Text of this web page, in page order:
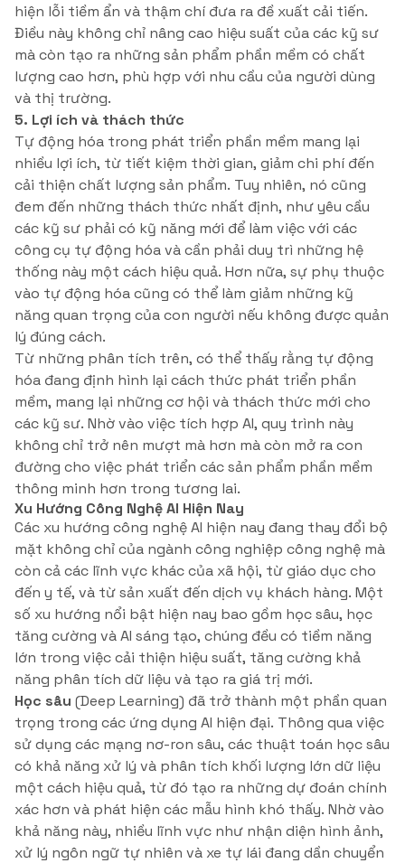
hiện lỗi tiềm ẩn và thậm chí đưa ra đề xuất cải tiến.
Điều này không chỉ nâng cao hiệu suất của các kỹ sư
mà còn tạo ra những sản phẩm phần mềm có chất
lượng cao hơn, phù hợp với nhu cầu của người dùng
và thị trường.
5. Lợi ích và thách thức
Tự động hóa trong phát triển phần mềm mang lại
nhiều lợi ích, từ tiết kiệm thời gian, giảm chi phí đến
cải thiện chất lượng sản phẩm. Tuy nhiên, nó cũng
đem đến những thách thức nhất định, như yêu cầu
các kỹ sư phải có kỹ năng mới để làm việc với các
công cụ tự động hóa và cần phải duy trì những hệ
thống này một cách hiệu quả. Hơn nữa, sự phụ thuộc
vào tự động hóa cũng có thể làm giảm những kỹ
năng quan trọng của con người nếu không được quản
lý đúng cách.
Từ những phân tích trên, có thể thấy rằng tự động
hóa đang định hình lại cách thức phát triển phần
mềm, mang lại những cơ hội và thách thức mới cho
các kỹ sư. Nhờ vào việc tích hợp AI, quy trình này
không chỉ trở nên mượt mà hơn mà còn mở ra con
đường cho việc phát triển các sản phẩm phần mềm
thông minh hơn trong tương lai.
Xu Hướng Công Nghệ AI Hiện Nay
Các xu hướng công nghệ AI hiện nay đang thay đổi bộ
mặt không chỉ của ngành công nghiệp công nghệ mà
còn cả các lĩnh vực khác của xã hội, từ giáo dục cho
đến y tế, và từ sản xuất đến dịch vụ khách hàng. Một
số xu hướng nổi bật hiện nay bao gồm học sâu, học
tăng cường và AI sáng tạo, chúng đều có tiềm năng
lớn trong việc cải thiện hiệu suất, tăng cường khả
năng phân tích dữ liệu và tạo ra giá trị mới.
Học sâu (Deep Learning) đã trở thành một phần quan
trọng trong các ứng dụng AI hiện đại. Thông qua việc
sử dụng các mạng nơ-ron sâu, các thuật toán học sâu
có khả năng xử lý và phân tích khối lượng lớn dữ liệu
một cách hiệu quả, từ đó tạo ra những dự đoán chính
xác hơn và phát hiện các mẫu hình khó thấy. Nhờ vào
khả năng này, nhiều lĩnh vực như nhận diện hình ảnh,
xử lý ngôn ngữ tự nhiên và xe tự lái đang dần chuyển